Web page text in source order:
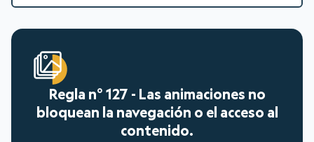
Regla n° 127 - Las animaciones no
bloquean la navegación o el acceso al
contenido.